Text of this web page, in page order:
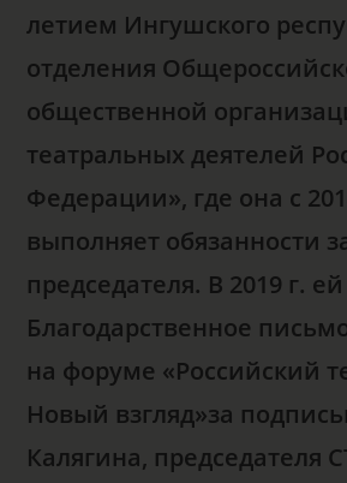
летием Ингушского
отделения
общественной
театральных деятелей
Федерации», где она с
выполняет обязанности
председателя. В 2019 г.
Благодарственное
на форуме «Российский
Новый взгляд»за
Калягина, председателя